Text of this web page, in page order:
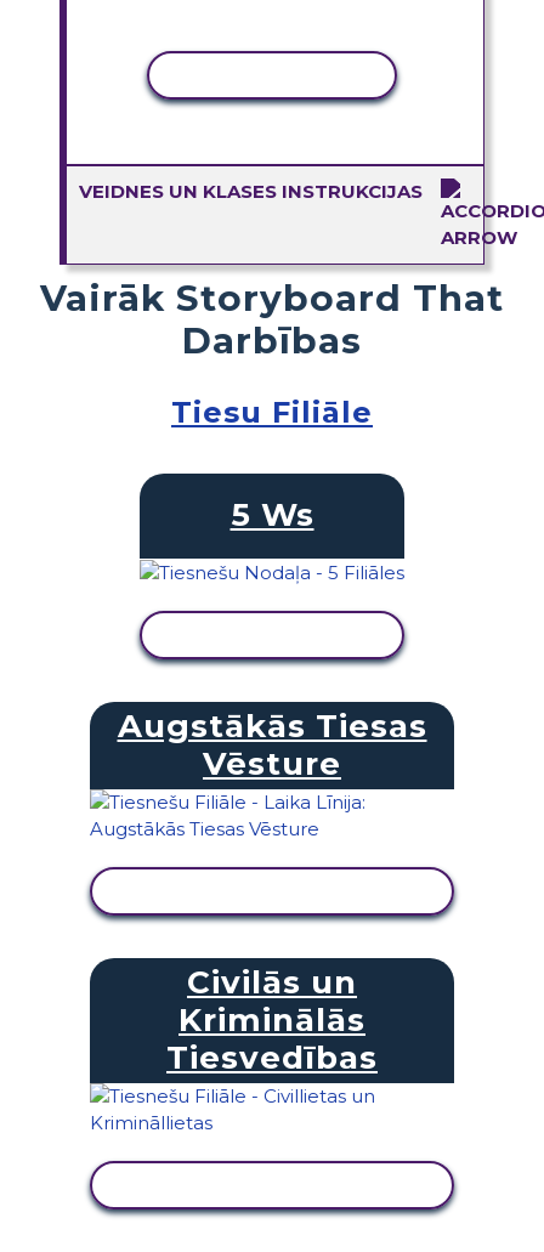
VEIDNES UN KLASES INSTRUKCIJAS
Vairāk Storyboard That
Darbības
Tiesu Filiāle
5 Ws
Augstākās Tiesas
Vēsture
Civilās un
Kriminālās
Tiesvedības